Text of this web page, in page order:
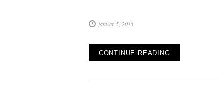
janvier 5, 2016
CONTINUE READING